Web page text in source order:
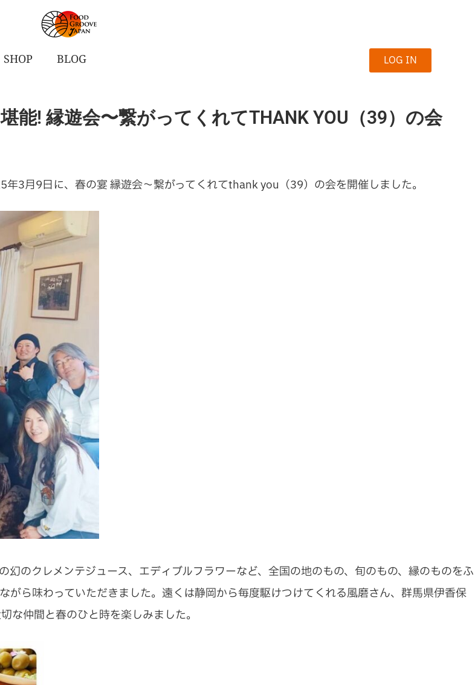
SHOP BLOG LOG IN
能! 縁遊会〜繋がってくれてTHANK YOU（39）の会
年3月9日に、春の宴 縁遊会〜繋がってくれてthank you（39）の会を開催しました。
のクレメンテジュース、エディブルフラワーなど、全国の地のもの、旬のもの、縁のものをふ
ら味わっていただきました。 遠くは静岡から毎度駆けつけてくれる風磨さん、群馬県伊香保
な仲間と春のひと時を楽しみました。